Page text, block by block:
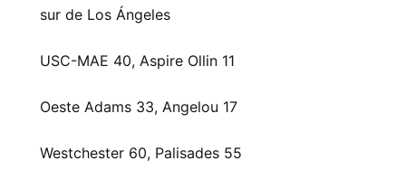
sur de Los Ángeles
USC-MAE 40, Aspire Ollin 11
Oeste Adams 33, Angelou 17
Westchester 60, Palisades 55